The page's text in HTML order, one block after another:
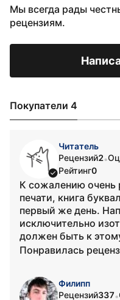
Мы всегда рады
рецензиям.
Покупатели 4
Читатель
Рецензий2•
Рейтинг0
К сожалению очень
печати, книга
первый же день.
исключительно
должен быть к
Понравилась
Филипп
Рецензий337•